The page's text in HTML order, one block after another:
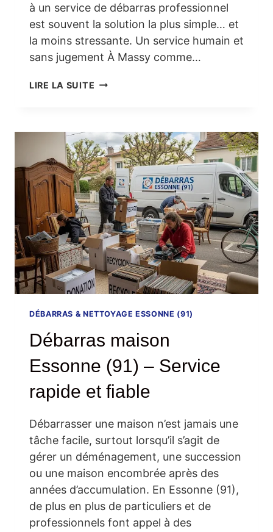
à un service de débarras professionnel
est souvent la solution la plus simple… et
la moins stressante. Un service humain et
sans jugement À Massy comme…
LIRE LA SUITE DÉBARRAS
–
SERVICE
EXPRESS,
HUMAIN
ET
SUR
MESURE
DÉBARRAS & NETTOYAGE ESSONNE (91)
Débarras maison
Essonne (91) – Service
rapide et fiable
Débarrasser une maison n’est jamais une
tâche facile, surtout lorsqu’il s’agit de
gérer un déménagement, une succession
ou une maison encombrée après des
années d’accumulation. En Essonne (91),
de plus en plus de particuliers et de
professionnels font appel à des